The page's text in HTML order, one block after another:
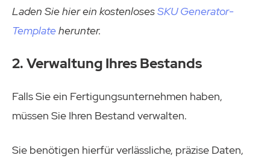
Laden Sie hier ein kostenlosesSKU Generator-
Templateherunter.
2. Verwaltung Ihres Bestands
Falls Sie ein Fertigungsunternehmen haben,
müssen Sie Ihren Bestand verwalten.
Sie benötigen hierfür verlässliche, präzise Daten,